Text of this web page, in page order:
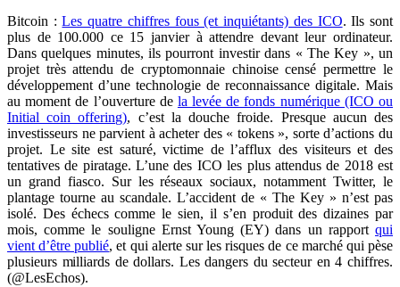
Bitcoin :Les quatre chiffres fous (et inquiétants) des ICO. Ils sont
plus de 100.000 ce 15 janvier à attendre devant leur ordinateur.
Dans quelques minutes, ils pourront investir dans « The Key », un
projet très attendu de cryptomonnaie chinoise censé permettre le
développement d’une technologie de reconnaissance digitale. Mais
au moment de l’ouverture de la levée de fonds numérique (ICO ou
Initial coin offering), c’est la douche froide. Presque aucun des
investisseurs ne parvient à acheter des « tokens », sorte d’actions du
projet. Le site est saturé, victime de l’afflux des visiteurs et des
tentatives de piratage. L’une des ICO les plus attendus de 2018 est
un grand fiasco. Sur les réseaux sociaux, notamment Twitter, le
plantage tourne au scandale. L’accident de « The Key » n’est pas
isolé. Des échecs comme le sien, il s’en produit des dizaines par
mois, comme le souligne Ernst Young (EY) dans un rapport qui
vient d’être publié, et qui alerte sur les risques de ce marché qui pèse
plusieurs milliards de dollars. Les dangers du secteur en 4 chiffres.
(@LesEchos).